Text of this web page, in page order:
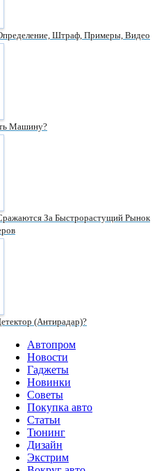
Штраф, Примеры, Видео
Машину?
За Быстрорастущий Рынок
(антирадар)?
Автопром
Новости
Гаджеты
Новинки
Советы
Покупка авто
Статьи
Тюнинг
Дизайн
Экстрим